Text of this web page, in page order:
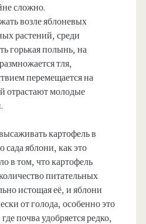
сложно.
возле яблоневых
растений, среди
горькая полынь, на
тля,
перемещается на
отрастают молодые
картофель в
сада яблони, как это
в том, что картофель
питательных
истощая её, и яблони
от голода, особенно это
почва удобряется редко,